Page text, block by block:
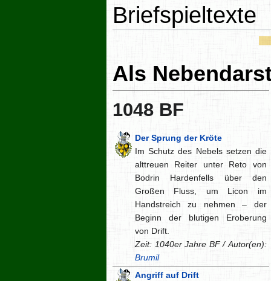
Briefspieltexte
Als
1048 BF
Der Sprung der Kröte
Im Schutz des Nebels setzen die
alttreuen Reiter unter Reto von
Bodrin Hardenfells über den
Großen Fluss, um Licon im
Handstreich zu nehmen – der
Beginn der blutigen Eroberung
von Drift.
Zeit: 1040er Jahre BF / Autor(en):
Brumil
Angriff auf Drift